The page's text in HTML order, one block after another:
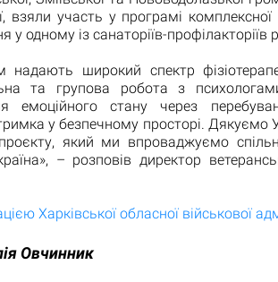
взяли участь у програмі комплексної
у одному із санаторіїв-профілакторіїв
надають широкий спектр
та групова робота з
емоційного стану через
у безпечному просторі.
проєкту, який ми впроваджуємо
– розповів директор
Харківської обласної військової
Овчинник